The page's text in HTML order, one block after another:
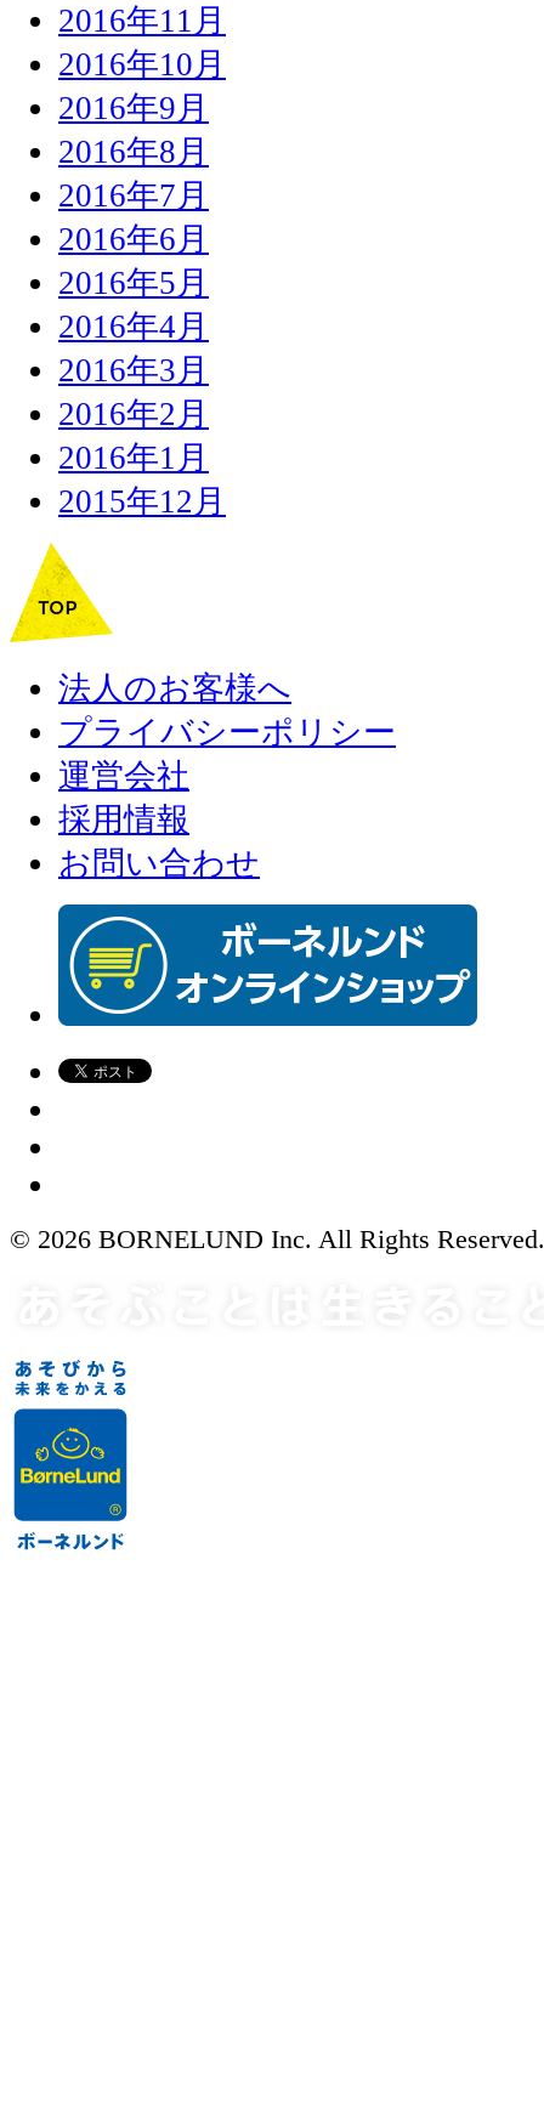
2016年11月
2016年10月
2016年9月
2016年8月
2016年7月
2016年6月
2016年5月
2016年4月
2016年3月
2016年2月
2016年1月
2015年12月
法人のお客様へ
プライバシーポリシー
運営会社
採用情報
お問い合わせ
© 2026 BORNELUND Inc. All Rights Reserved.